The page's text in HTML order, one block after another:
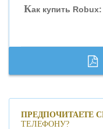
«ГАЗПРОМБАНК»
«МОСКОВСКИЙ
Как купить
ПРЕДПОЧИТАЕТЕ
ТЕЛЕФОНУ?